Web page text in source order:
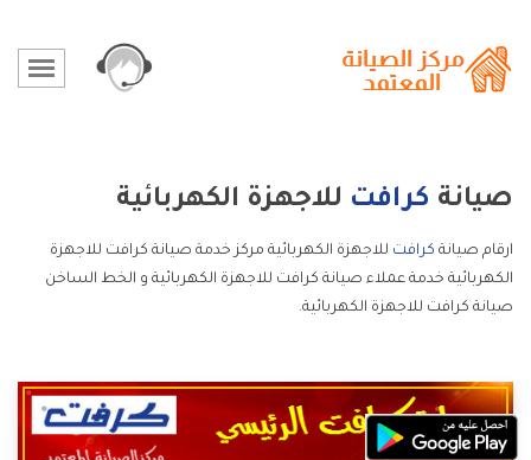
صيانة كرافت للاجهزة الكهربائية
ارقام صيانة كرافت للاجهزة الكهربائية مركز خدمة صيانة كرافت للاجهزة
الكهربائية خدمة عملاء صيانة كرافت للاجهزة الكهربائية و الخط الساخن
صيانة كرافت للاجهزة الكهربائية.